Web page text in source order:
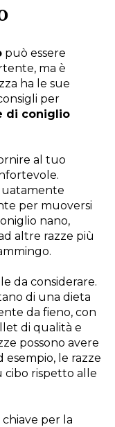
può essere
ma è
ha le sue
per
di coniglio
al tuo
per muoversi
nano,
altre razze più
da considerare.
di una dieta
da fieno, con
di qualità e
possono avere
esempio, le razze
cibo rispetto alle
per la